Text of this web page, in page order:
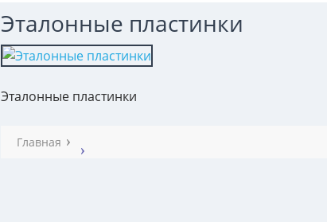
Эталонные пластинки
Эталонные пластинки
Главная